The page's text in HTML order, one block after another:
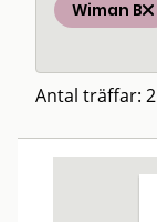
Wiman B
Antal träffar: 2